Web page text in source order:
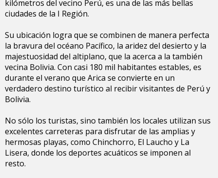
kilómetros del vecino Perú, es una de las más bellas
ciudades de la I Región.
Su ubicación logra que se combinen de manera perfecta
la bravura del océano Pacífico, la aridez del desierto y la
majestuosidad del altiplano, que la acerca a la también
vecina Bolivia. Con casi 180 mil habitantes estables, es
durante el verano que Arica se convierte en un
verdadero destino turístico al recibir visitantes de Perú y
Bolivia.
No sólo los turistas, sino también los locales utilizan sus
excelentes carreteras para disfrutar de las amplias y
hermosas playas, como Chinchorro, El Laucho y La
Lisera, donde los deportes acuáticos se imponen al
resto.